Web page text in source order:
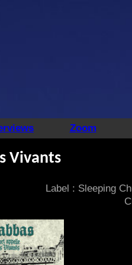
Zoom
Vivants
Label : Sleeping